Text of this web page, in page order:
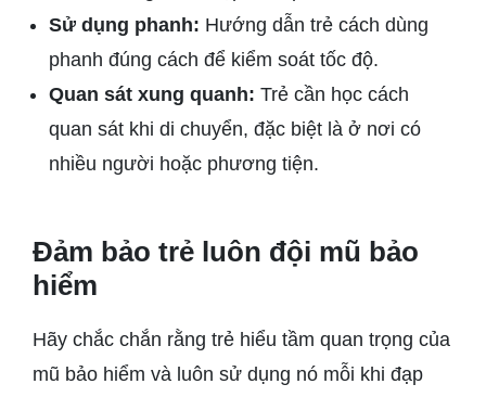
Sử dụng phanh: Hướng dẫn trẻ cách dùng
phanh đúng cách để kiểm soát tốc độ.
Quan sát xung quanh: Trẻ cần học cách
quan sát khi di chuyển, đặc biệt là ở nơi có
nhiều người hoặc phương tiện.
Đảm bảo trẻ luôn đội mũ bảo
hiểm
Hãy chắc chắn rằng trẻ hiểu tầm quan trọng của
mũ bảo hiểm và luôn sử dụng nó mỗi khi đạp